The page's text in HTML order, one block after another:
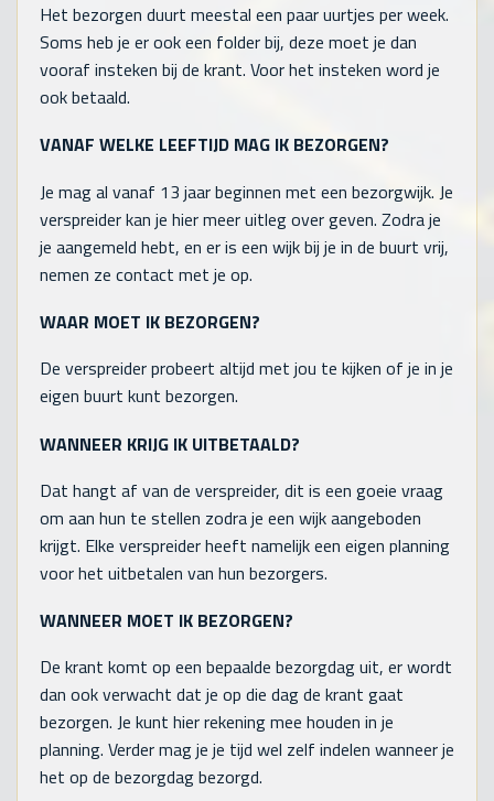
Het bezorgen duurt meestal een paar uurtjes per week.
Soms heb je er ook een folder bij, deze moet je dan
vooraf insteken bij de krant. Voor het insteken word je
ook betaald.
VANAF WELKE LEEFTIJD MAG IK BEZORGEN?
Je mag al vanaf 13 jaar beginnen met een bezorgwijk. Je
verspreider kan je hier meer uitleg over geven. Zodra je
je aangemeld hebt, en er is een wijk bij je in de buurt vrij,
nemen ze contact met je op.
WAAR MOET IK BEZORGEN?
De verspreider probeert altijd met jou te kijken of je in je
eigen buurt kunt bezorgen.
WANNEER KRIJG IK UITBETAALD?
Dat hangt af van de verspreider, dit is een goeie vraag
om aan hun te stellen zodra je een wijk aangeboden
krijgt. Elke verspreider heeft namelijk een eigen planning
voor het uitbetalen van hun bezorgers.
WANNEER MOET IK BEZORGEN?
De krant komt op een bepaalde bezorgdag uit, er wordt
dan ook verwacht dat je op die dag de krant gaat
bezorgen. Je kunt hier rekening mee houden in je
planning. Verder mag je je tijd wel zelf indelen wanneer je
het op de bezorgdag bezorgd.